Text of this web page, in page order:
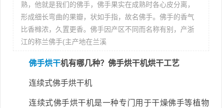
熟，他就是我们的佛手，佛手果实在成熟时各心皮分离，
形成细长弯曲的果瓣，状如手指，故名佛手。佛手的香气
比香橼浓，久置更香。佛手因产区不同而名称有别，产浙
江的称兰佛手(主产地在兰溪
佛手烘干机有哪几种？佛手烘干机烘干工艺
连续式佛手烘干机
连续式佛手烘干机是一种专门用于干燥佛手等植物